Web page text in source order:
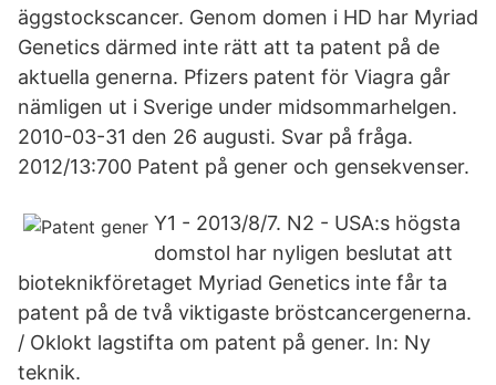
äggstockscancer. Genom domen i HD har Myriad
Genetics därmed inte rätt att ta patent på de
aktuella generna. Pfizers patent för Viagra går
nämligen ut i Sverige under midsommarhelgen.
2010-03-31 den 26 augusti. Svar på fråga.
2012/13:700 Patent på gener och gensekvenser.
Y1 - 2013/8/7. N2 - USA:s högsta
domstol har nyligen beslutat att
bioteknikföretaget Myriad Genetics inte får ta
patent på de två viktigaste bröstcancergenerna.
/ Oklokt lagstifta om patent på gener. In: Ny
teknik.